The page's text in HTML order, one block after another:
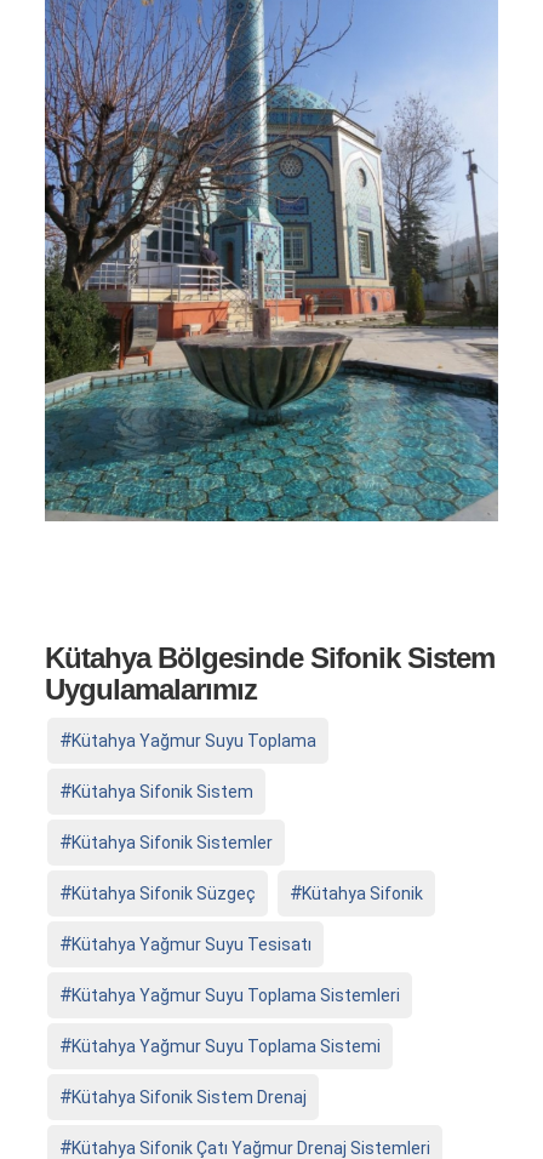
Kütahya Bölgesinde Sifonik Sistem
Uygulamalarımız
Kütahya Yağmur Suyu Toplama
Kütahya Sifonik Sistem
Kütahya Sifonik Sistemler
Kütahya Sifonik Süzgeç Kütahya Sifonik
Kütahya Yağmur Suyu Tesisatı
Kütahya Yağmur Suyu Toplama Sistemleri
Kütahya Yağmur Suyu Toplama Sistemi
Kütahya Sifonik Sistem Drenaj
Kütahya Sifonik Çatı Yağmur Drenaj Sistemleri